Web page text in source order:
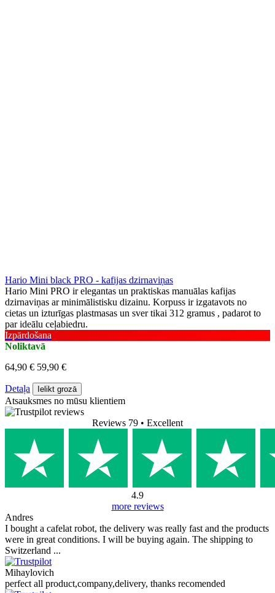
Hario Mini black PRO - kafijas dzirnaviņas
Hario Mini PRO ir elegantas un praktiskas manuālas kafijas
dzirnaviņas ar minimālistisku dizainu. Korpuss ir izgatavots no
cietas un izturīgas plastmasas un sver tikai 312 gramus , padarot to
par ideālu ceļabiedru.
Izpārdošana
Noliktavā
64,90 € 59,90 €
Detaļa Ielikt grozā
Atsauksmes no mūsu klientiem
Reviews 79 • Excellent
4.9
more reviews
Andres
I bought a cafelat robot, the delivery was really fast and the products
were in great conditions. I will be buying again. The shipping to
Switzerland ...
Mihaylovich
perfect all product,company,delivery, thanks recomended